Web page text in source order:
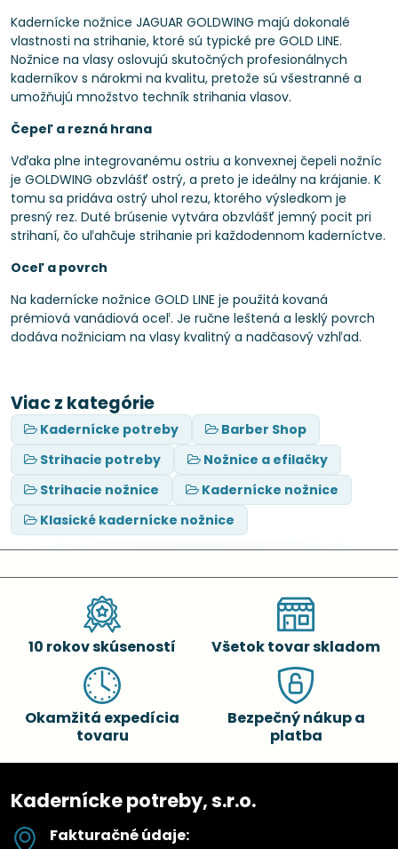
Kadernícke nožnice JAGUAR GOLDWING majú dokonalé
vlastnosti na strihanie, ktoré sú typické pre GOLD LINE.
Nožnice na vlasy oslovujú skutočných profesionálnych
kaderníkov s nárokmi na kvalitu, pretože sú všestranné a
umožňujú množstvo techník strihania vlasov.
Čepeľ a rezná hrana
Vďaka plne integrovanému ostriu a konvexnej čepeli nožníc
je GOLDWING obzvlášť ostrý, a preto je ideálny na krájanie. K
tomu sa pridáva ostrý uhol rezu, ktorého výsledkom je
presný rez. Duté brúsenie vytvára obzvlášť jemný pocit pri
strihaní, čo uľahčuje strihanie pri každodennom kaderníctve.
Oceľ a povrch
Na kadernícke nožnice GOLD LINE je použitá kovaná
prémiová vanádiová oceľ. Je ručne leštená a lesklý povrch
dodáva nožniciam na vlasy kvalitný a nadčasový vzhľad.
Viac z kategórie
Kadernícke potreby
Barber Shop
Strihacie potreby
Nožnice a efilačky
Strihacie nožnice
Kadernícke nožnice
Klasické kadernícke nožnice
10 rokov skúseností Všetok tovar skladom
Okamžitá expedícia
tovaru
Bezpečný nákup a
platba
Kadernícke potreby, s.r.o.
Fakturačné údaje: